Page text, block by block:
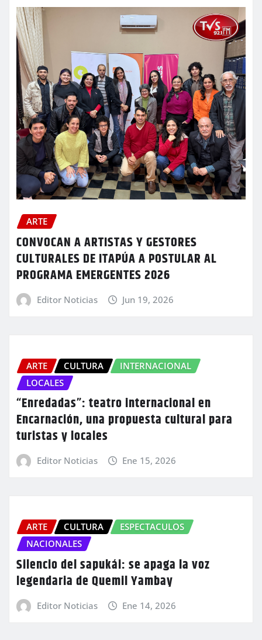
ARTE
CONVOCAN A ARTISTAS Y GESTORES
CULTURALES DE ITAPÚA A POSTULAR AL
PROGRAMA EMERGENTES 2026
Editor Noticias Jun 19, 2026
ARTE CULTURA
INTERNACIONAL
LOCALES
“Enredadas”: teatro internacional en
Encarnación, una propuesta cultural para
turistas y locales
Editor Noticias Ene 15, 2026
ARTE CULTURA
ESPECTACULOS
NACIONALES
Silencio del sapukái: se apaga la voz
legendaria de Quemil Yambay
Editor Noticias Ene 14, 2026